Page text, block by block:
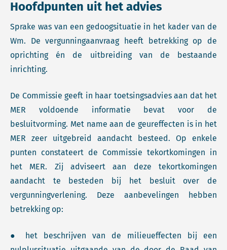
Hoofdpunten uit het advies
Sprake was van een gedoogsituatie in het kader van de
Wm. De vergunningaanvraag heeft betrekking op de
oprichting én de uitbreiding van de bestaande
inrichting.
De Commissie geeft in haar toetsingsadvies aan dat het
MER voldoende informatie bevat voor de
besluitvorming. Met name aan de geureffecten is in het
MER zeer uitgebreid aandacht besteed. Op enkele
punten constateert de Commissie tekortkomingen in
het MER. Zij adviseert aan deze tekortkomingen
aandacht te besteden bij het besluit over de
vergunningverlening. Deze aanbevelingen hebben
betrekking op:
● het beschrijven van de milieueffecten bij een